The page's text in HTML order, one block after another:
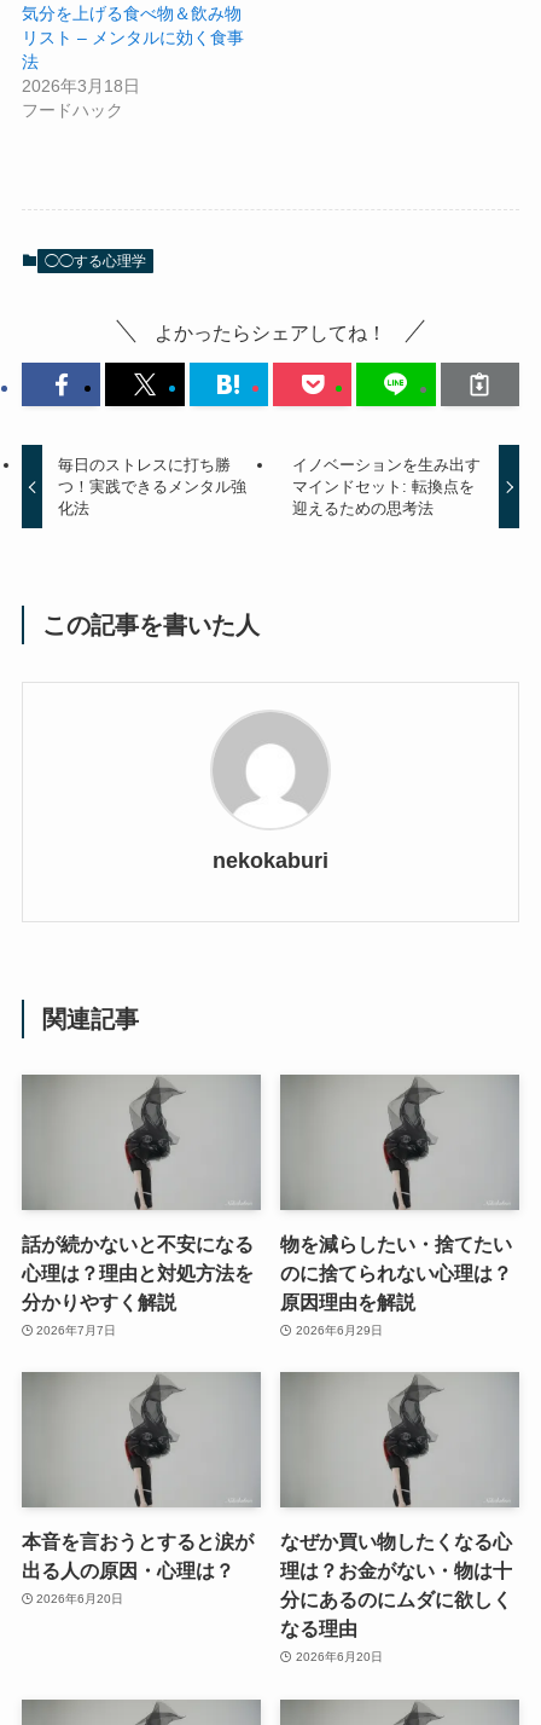
気分を上げる食べ物＆飲み物
リスト – メンタルに効く食事
法
2026年3月18日
フードハック
◯◯する心理学
よかったらシェアしてね！
毎日のストレスに打ち勝
つ！実践できるメンタル強
化法
イノベーションを生み出す
マインドセット: 転換点を
迎えるための思考法
この記事を書いた人
nekokaburi
関連記事
話が続かないと不安になる
心理は？理由と対処方法を
分かりやすく解説
2026年7月7日
物を減らしたい・捨てたい
のに捨てられない心理は？
原因理由を解説
2026年6月29日
本音を言おうとすると涙が
出る人の原因・心理は？
2026年6月20日
なぜか買い物したくなる心
理は？お金がない・物は十
分にあるのにムダに欲しく
なる理由
2026年6月20日